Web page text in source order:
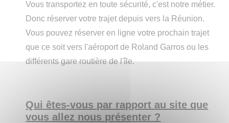
Vous transportez en toute sécurité, c'est notre métier.
Donc réserver votre trajet depuis vers la Réunion.
Vous pouvez réserver en ligne votre prochain trajet
que ce soit vers l'aéroport de Roland Garros ou les
différents gare routière de l'île.
Qui êtes-vous par rapport au site que
vous allez nous présenter ?